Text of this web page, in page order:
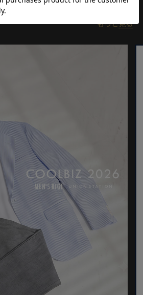
マートフォンなどの環境により、製品
異なる場合がございます。
色味やサイズ等の仕様が変更になる場
もっと見る